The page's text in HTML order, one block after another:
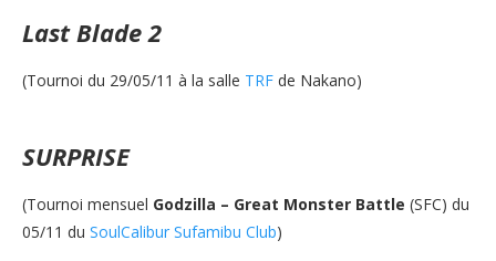
Last Blade 2
(Tournoi du 29/05/11 à la salle TRF de Nakano)
SURPRISE
(Tournoi mensuel Godzilla – Great Monster Battle (SFC) du
05/11 du SoulCalibur Sufamibu Club)